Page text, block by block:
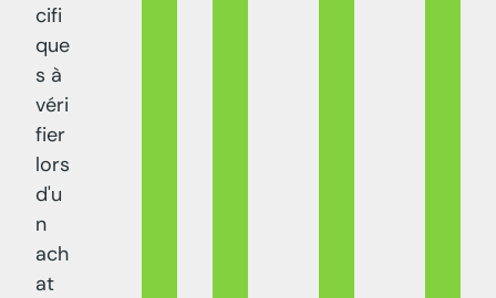
cifi
que
s à
véri
fier
lors
d'u
n
ach
at